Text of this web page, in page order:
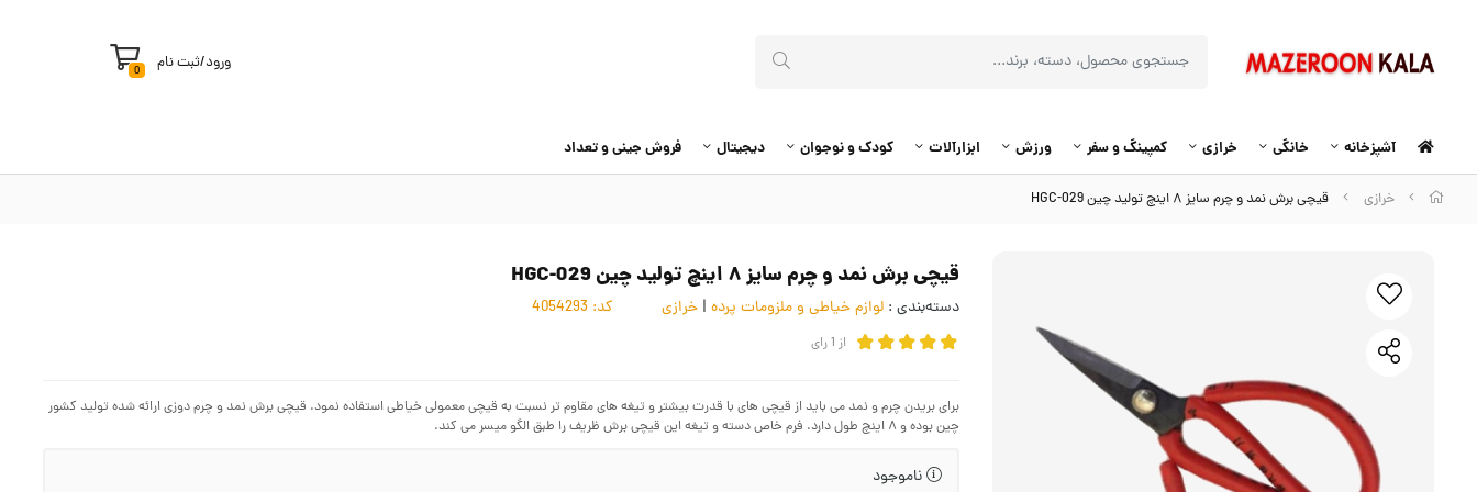
ورود/ثبت نام 0
آشپزخانه خانگی خرازی کمپینگ و سفر ورزش ابزارآلات کودک و نوجوان دیجیتال فروش جینی و تعداد
خرازی قیچی برش نمد و چرم سایز ۸ اینچ تولید چین HGC-029
قیچی برش نمد و چرم سایز ۸ اینچ تولید چین HGC-029
دسته‌بندی : لوازم خیاطی و ملزومات پرده | خرازی کد:
از 1رای
برای بریدن چرم و نمد می باید از قیچی های با قدرت بیشتر و تیغه های مقاوم تر نسبت به قیچی معمولی خیاطی استفاده نمود. قیچی برش نمد و چرم دوزی ارائه شده تولید کشور
چین بوده و ۸ اینچ طول دارد. فرم خاص دسته و تیغه این قیچی برش ظریف را طبق الگو میسر می کند.
ناموجود